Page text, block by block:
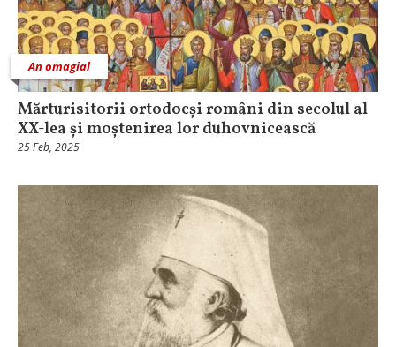
An omagial
Mărturisitorii ortodocși români din secolul al
XX-lea și moștenirea lor duhovnicească
25 Feb, 2025